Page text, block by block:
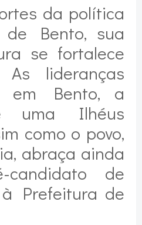
da política
Bento, sua
se fortalece
lideranças
em Bento, a
uma Ilhéus
como o povo,
abraça ainda
de
Prefeitura de